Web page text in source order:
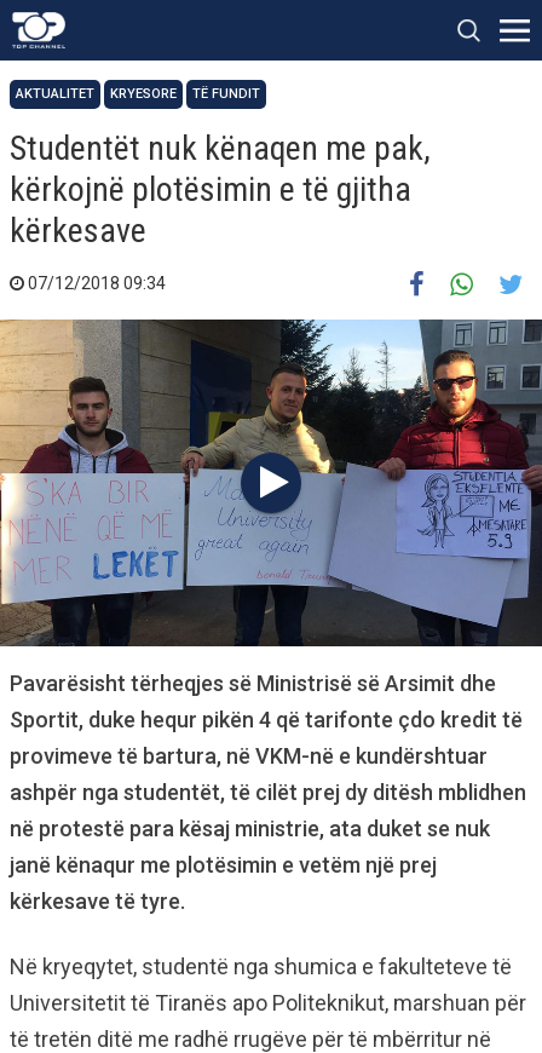
AKTUALITET KRYESORE TË FUNDIT
Studentët nuk kënaqen me pak,
kërkojnë plotësimin e të gjitha
kërkesave
07/12/2018 09:34
Pavarësisht tërheqjes së Ministrisë së Arsimit dhe
Sportit, duke hequr pikën 4 që tarifonte çdo kredit të
provimeve të bartura, në VKM-në e kundërshtuar
ashpër nga studentët, të cilët prej dy ditësh mblidhen
në protestë para kësaj ministrie, ata duket se nuk
janë kënaqur me plotësimin e vetëm një prej
kërkesave të tyre.
Në kryeqytet, studentë nga shumica e fakulteteve të
Universitetit të Tiranës apo Politeknikut, marshuan për
të tretën ditë me radhë rrugëve për të mbërritur në